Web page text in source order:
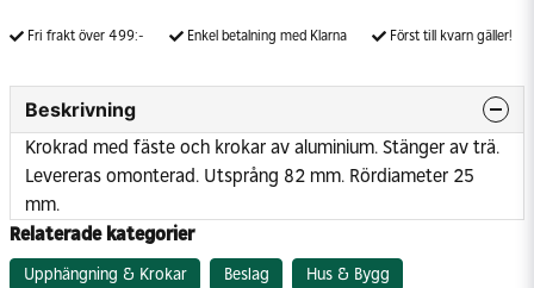
Fri frakt över 499:- Enkel betalning med Klarna Först till kvarn gäller!
Beskrivning
Krokrad med fäste och krokar av aluminium. Stänger av trä.
Levereras omonterad. Utsprång 82 mm. Rördiameter 25
mm.
Relaterade kategorier
Upphängning & Krokar Beslag Hus & Bygg